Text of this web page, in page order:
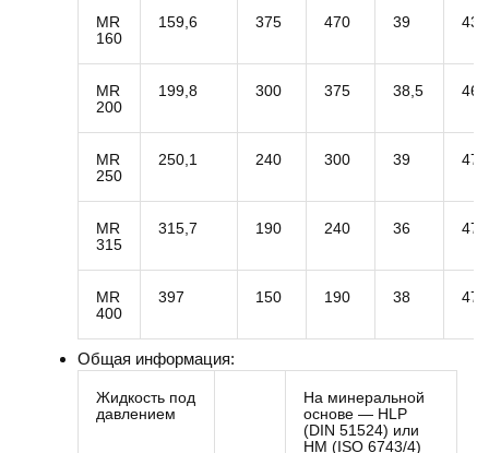
MR
160
159,6 375 470 39 43
MR
200
199,8 300 375 38,5 46
MR
250
250,1 240 300 39 47
MR
315
315,7 190 240 36 47
MR
400
397 150 190 38 47
Общая информация:
Жидкость под
давлением
На минеральной
основе — HLP
(DIN 51524) или
HM (ISO 6743/4)